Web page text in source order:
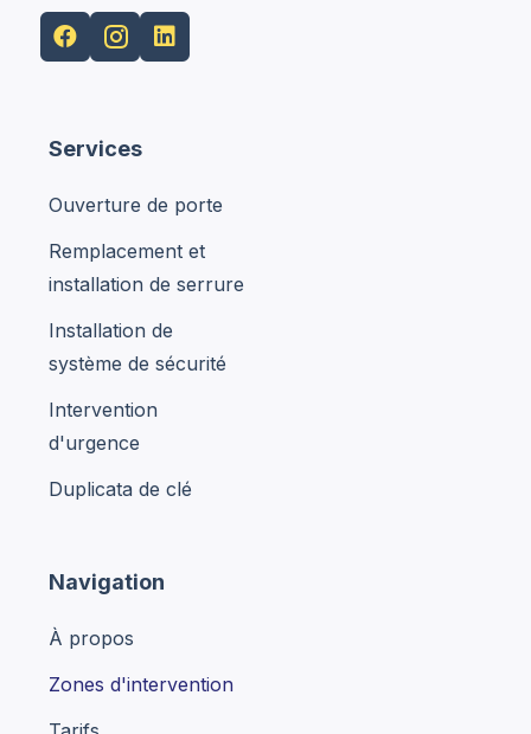
 
Services
Ouverture de porte
Remplacement et
installation de serrure
Installation de
système de sécurité
Intervention
d'urgence
Duplicata de clé
Navigation
À propos
Zones d'intervention